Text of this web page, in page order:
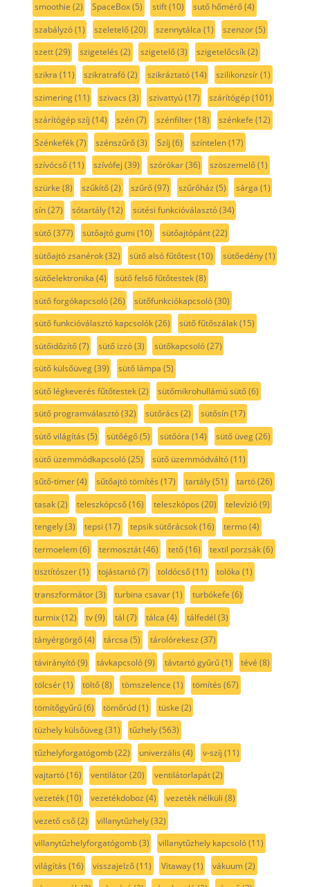
smoothie (2) SpaceBox(5) stift(10) sutő hőmérő(4)
szabályzó(1) szeletelő(20) szennytálca (1) szenzor(5)
szett(29) szigetelés (2) szigetelő(3) szigetelőcsík(2)
szikra (11) szikratrafó(2) szikráztató(14) szilikonzsír(1)
szimering(11) szivacs (3) szivattyú(17) szárítógép(101)
szárítógép szíj (14) szén(7) szénfilter(18) szénkefe (12)
Szénkefék(7) szénszűrő(3) Szíj (6) színtelen(17)
szívócső(11) szívófej (39) szórókar(36) szöszemelő(1)
szürke (8) szűkítő(2) szűrő(97) szűrőház (5) sárga (1)
sín(27) sótartály(12) sütési funkcióválasztó(34)
sütő(377) sütőajtó gumi (10) sütőajtópánt(22)
sütőajtó zsanérok(32) sütő alsó fűtőtest(10) sütőedény(1)
sütőelektronika (4) sütő felső fűtőtestek(8)
sütő forgókapcsoló(26) sütőfunkciókapcsoló(30)
sütő funkcióválasztó kapcsolók(26) sütő fűtőszálak(15)
sütőidőzítő(7) sütő izzó(3) sütőkapcsoló(27)
sütő külsőüveg(39) sütő lámpa (5)
sütő légkeverés fűtőtestek(2) sütőmikrohullámú sütő(6)
sütő programválasztó(32) sütőrács (2) sütősín(17)
sütő világítás (5) sütőégő(5) sütőóra (14) sütő üveg(26)
sütő üzemmódkapcsoló(25) sütő üzemmódváltó(11)
sűtő-timer(4) sűtőajtó tömítés (17) tartály(51) tartó(26)
tasak(2) teleszkópcső(16) teleszkópos (20) televízió(9)
tengely(3) tepsi (17) tepsik sütőrácsok(16) termo(4)
termoelem(6) termosztát(46) tető(16) textil porzsák(6)
tisztítószer(1) tojástartó(7) toldócső(11) tolóka (1)
transzformátor(3) turbina csavar(1) turbókefe (6)
turmix(12) tv(9) tál (7) tálca (4) tálfedél (3)
tányérgörgő(4) tárcsa (5) tárolórekesz (37)
távirányító(9) távkapcsoló(9) távtartó gyűrű(1) tévé (8)
tölcsér(1) töltő(8) tömszelence (1) tömítés (67)
tömítőgyűrű(6) tömőrúd(1) tüske (2)
tüzhely külsőüveg(31) tűzhely(563)
tűzhelyforgatógomb(22) univerzális (4) v-szíj (11)
vajtartó(16) ventilátor(20) ventilátorlapát(2)
vezeték(10) vezetékdoboz (4) vezeték nélküli (8)
vezető cső(2) villanytűzhely(32)
villanytűzhelyforgatógomb(3) villanytűzhely kapcsoló(11)
világítás (16) visszajelző(11) Vitaway(1) vákuum(2)